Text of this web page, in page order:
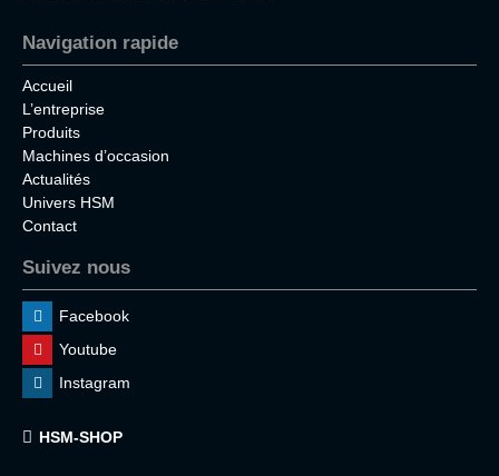
Navigation rapide
Accueil
L’entreprise
Produits
Machines d’occasion
Actualités
Univers HSM
Contact
Suivez nous
Facebook
Youtube
Instagram
HSM-SHOP